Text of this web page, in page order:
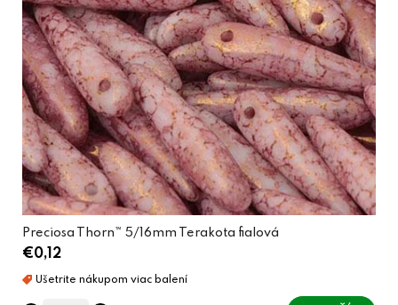
Preciosa Thorn™ 5/16mm Terakota fialová
€0,12